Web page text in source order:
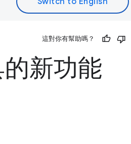
這對你有幫助嗎？
新功能